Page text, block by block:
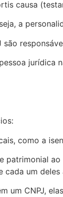
causa
a
jurídica
como a
um
um CNPJ,